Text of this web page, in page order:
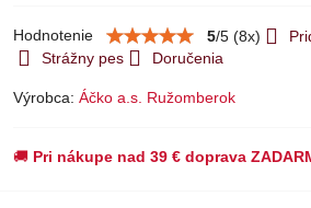
Hodnotenie 5/5 (8x)
Strážny pes
Doručenia
Výrobca: Áčko a.s. Ružomberok
🚚 Pri nákupe nad 39 € doprava